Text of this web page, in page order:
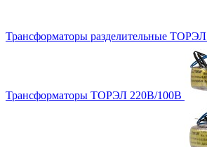
Трансформаторы разделительные ТОРЭЛ
Трансформаторы ТОРЭЛ 220В/100В